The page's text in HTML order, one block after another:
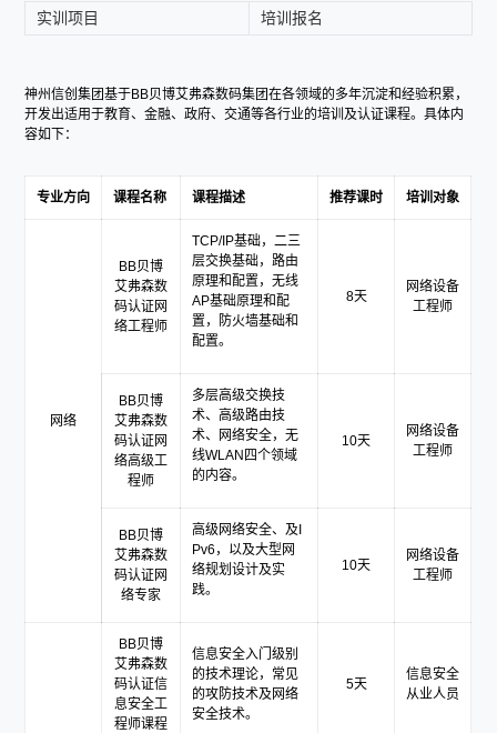
实训项目 培训报名
神州信创集团基于BB贝博艾弗森数码集团在各领域的多年沉淀和经验积累，
开发出适用于教育、金融、政府、交通等各行业的培训及认证课程。具体内
容如下：
专业方向 课程名称 课程描述 推荐课时 培训对象
网络
BB贝博
艾弗森数
码认证网
络工程师
TCP/IP基础，二三
层交换基础，路由
原理和配置，无线
AP基础原理和配
置，防火墙基础和
配置。
8天
网络设备
工程师
BB贝博
艾弗森数
码认证网
络高级工
程师
多层高级交换技
术、高级路由技
术、网络安全，无
线WLAN四个领域
的内容。
10天
网络设备
工程师
BB贝博
艾弗森数
码认证网
络专家
高级网络安全、及I
Pv6，以及大型网
络规划设计及实
践。
10天
网络设备
工程师
BB贝博
艾弗森数
码认证信
息安全工
程师课程
信息安全入门级别
的技术理论，常见
的攻防技术及网络
安全技术。
5天
信息安全
从业人员